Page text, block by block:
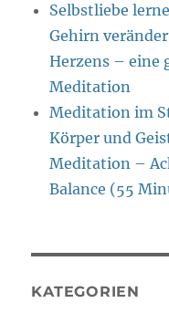
Selbstliebe
Gehirn
Herzens – eine
Meditation
Meditation im
Körper und
Meditation –
Balance (55
KATEGORIEN